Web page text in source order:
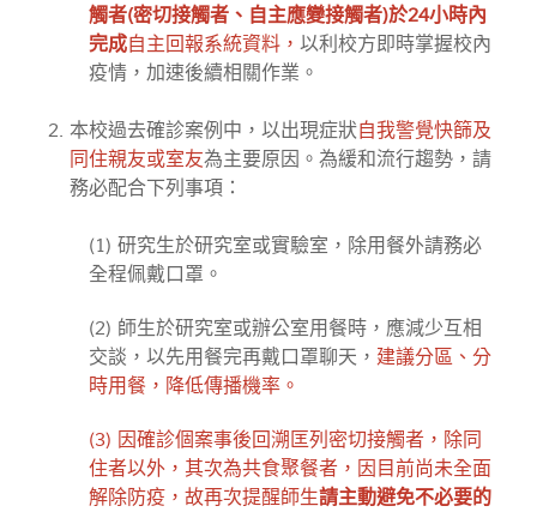
觸者(密切接觸者、自主應變接觸者)於24小時內
完成自主回報系統資料， 以利校方即時掌握校內
疫情，加速後續相關作業。
本校過去確診案例中，以出現症狀自我警覺快篩及
同住親友或室友為主要原因。為緩和流行趨勢，請
務必配合下列事項：
(1) 研究生於研究室或實驗室，除用餐外請務必
全程佩戴口罩。
(2) 師生於研究室或辦公室用餐時，應減少互相
交談，以先用餐完再戴口罩聊天， 建議分區、分
時用餐，降低傳播機率。
(3) 因確診個案事後回溯匡列密切接觸者，除同
住者以外，其次為共食聚餐者，因目前尚未全面
解除防疫，故再次提醒師生請主動避免不必要的